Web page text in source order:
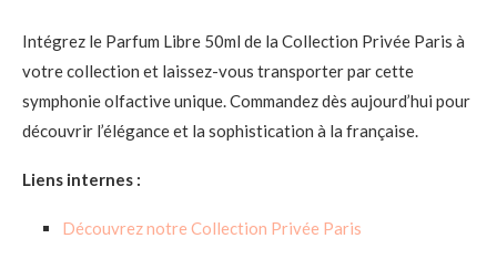
Intégrez le Parfum Libre 50ml de la Collection Privée Paris à
votre collection et laissez-vous transporter par cette
symphonie olfactive unique.Commandez dès aujourd’hui pour
découvrir l’élégance et la sophistication à la française.
Liens internes :
Découvrez notre Collection Privée Paris